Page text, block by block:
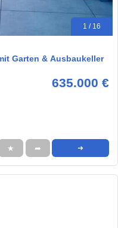
1 / 16
Garten & Ausbaukeller
635.000 €
★ ➦ ➜